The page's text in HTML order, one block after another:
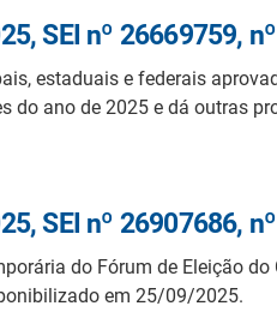
SEI nº 26669759,
estaduais e federais
do ano de 2025 e dá outras
SEI nº 26907686,
do Fórum de Eleição
em 25/09/2025.